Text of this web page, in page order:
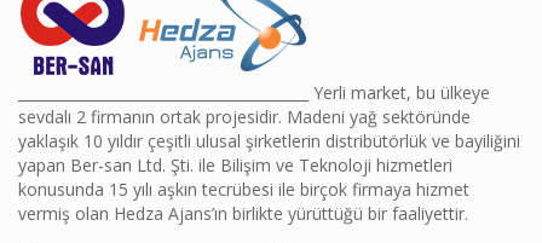
________________________________________ Yerli market, bu ülkeye
sevdalı 2 firmanın ortak projesidir. Madeni yağ sektöründe
yaklaşık 10 yıldır çeşitli ulusal şirketlerin distribütörlük ve bayiliğini
yapan Ber-san Ltd. Şti. ile Bilişim ve Teknoloji hizmetleri
konusunda 15 yılı aşkın tecrübesi ile birçok firmaya hizmet
vermiş olan Hedza Ajans’ın birlikte yürüttüğü bir faaliyettir.